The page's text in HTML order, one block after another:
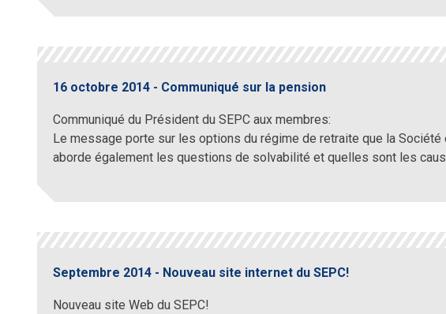
16 octobre 2014 - Communiqué sur la pension
Communiqué du Président du SEPC aux membres:
Le message porte sur les options du régime de retraite que la Société
aborde également les questions de solvabilité et quelles sont les
Septembre 2014 - Nouveau site internet du SEPC!
Nouveau site Web du SEPC!